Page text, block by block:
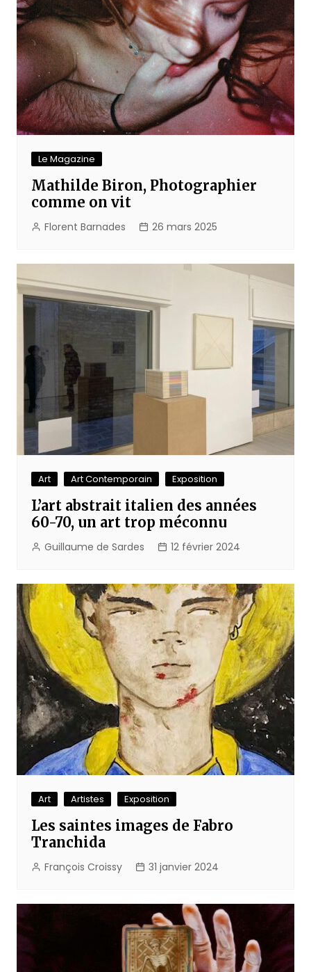
Le Magazine
Mathilde Biron, Photographier
comme on vit
Florent Barnades 26 mars 2025
Art Art Contemporain Exposition
L’art abstrait italien des années
60-70, un art trop méconnu
Guillaume de Sardes 12 février 2024
Art Artistes Exposition
Les saintes images de Fabro
Tranchida
François Croissy 31 janvier 2024